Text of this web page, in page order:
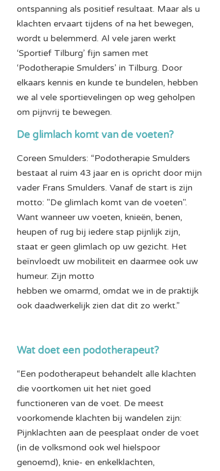
ontspanning als positief resultaat. Maar als u
klachten ervaart tijdens of na het bewegen,
wordt u belemmerd. Al vele jaren werkt
‘Sportief Tilburg’ fijn samen met
‘Podotherapie Smulders’ in Tilburg. Door
elkaars kennis en kunde te bundelen, hebben
we al vele sportievelingen op weg geholpen
om pijnvrij te bewegen.
De glimlach komt van de voeten?
Coreen Smulders: “Podotherapie Smulders
bestaat al ruim 43 jaar en is opricht door mijn
vader Frans Smulders. Vanaf de start is zijn
motto: "De glimlach komt van de voeten".
Want wanneer uw voeten, knieën, benen,
heupen of rug bij iedere stap pijnlijk zijn,
staat er geen glimlach op uw gezicht. Het
beïnvloedt uw mobiliteit en daarmee ook uw
humeur. Zijn motto
hebben we omarmd, omdat we in de praktijk
ook daadwerkelijk zien dat dit zo werkt.”
Wat doet een podotherapeut?
“Een podotherapeut behandelt alle klachten
die voortkomen uit het niet goed
functioneren van de voet. De meest
voorkomende klachten bij wandelen zijn:
Pijnklachten aan de peesplaat onder de voet
(in de volksmond ook wel hielspoor
genoemd), knie- en enkelklachten,